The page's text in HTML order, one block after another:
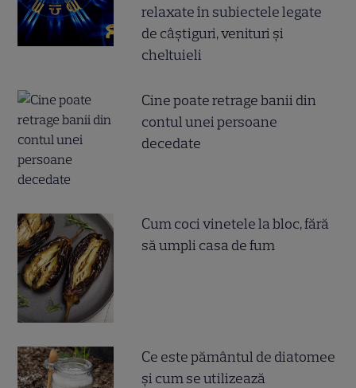
relaxate în subiectele legate
de câștiguri, venituri și
cheltuieli
Cine poate retrage banii din
contul unei persoane
decedate
Cum coci vinetele la bloc, fără
să umpli casa de fum
Ce este pământul de diatomee
și cum se utilizează